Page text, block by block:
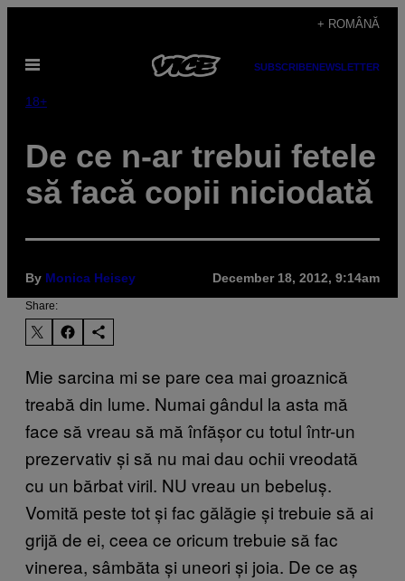
content
+ ROMÂNĂ
Open
SUBSCRIBENEWSLETTER
18+
De ce n-ar trebui fetele
să facă copii niciodată
By Monica Heisey December 18, 2012, 9:14am
Share:
Mie sarcina mi se pare cea mai groaznică
treabă din lume. Numai gândul la asta mă
face să vreau să mă înfășor cu totul într-un
prezervativ și să nu mai dau ochii vreodată
cu un bărbat viril. NU vreau un bebeluș.
Vomită peste tot și fac gălăgie și trebuie să ai
grijă de ei, ceea ce oricum trebuie să fac
vinerea, sâmbăta și uneori și joia. De ce aș